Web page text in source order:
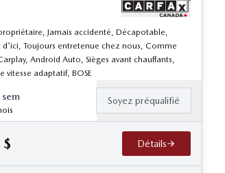
Jamais accidenté, Décapotable,
d'ici, Toujours entretenue chez nous, Comme
Android Auto, Sièges avant chauffants,
vitesse adaptatif, BOSE
sem Soyez préqualifié
$ Détails